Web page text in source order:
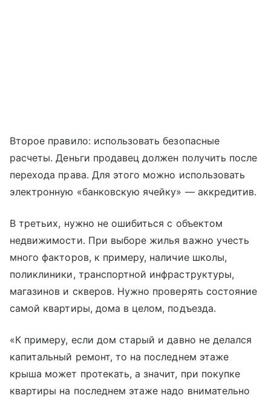
Второе правило: использовать безопасные
расчеты. Деньги продавец должен получить после
перехода права. Для этого можно использовать
электронную «банковскую ячейку» — аккредитив.
В третьих, нужно не ошибиться с объектом
недвижимости. При выборе жилья важно учесть
много факторов, к примеру, наличие школы,
поликлиники, транспортной инфраструктуры,
магазинов и скверов. Нужно проверять состояние
самой квартиры, дома в целом, подъезда.
«К примеру, если дом старый и давно не делался
капитальный ремонт, то на последнем этаже
крыша может протекать, а значит, при покупке
квартиры на последнем этаже надо внимательно